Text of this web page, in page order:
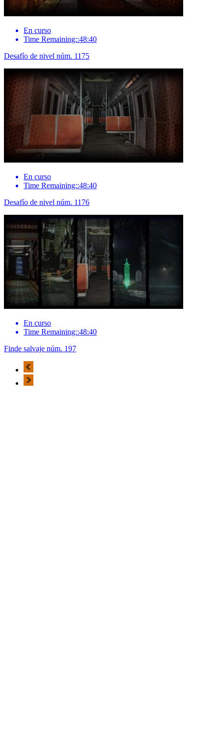
En curso
Time Remaining::48:40
Desafío de nivel núm. 1175
En curso
Time Remaining::48:40
Desafío de nivel núm. 1176
En curso
Time Remaining::48:40
Finde salvaje núm. 197